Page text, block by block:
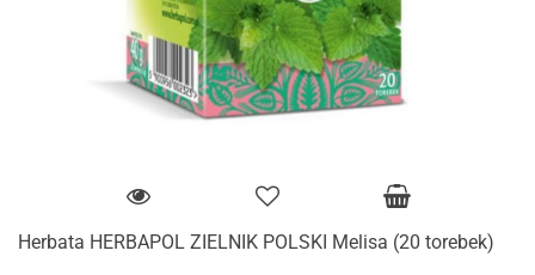
Herbata HERBAPOL ZIELNIK POLSKI Melisa (20 torebek)